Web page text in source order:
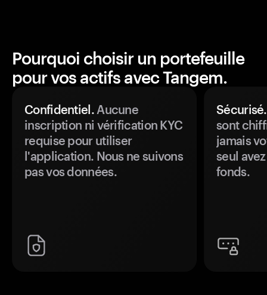
Pourquoi choisir un portefeuille
pour vos actifs avec Tangem.
Confidentiel.Aucune
inscription ni vérification KYC
requise pour utiliser
l'application. Nous ne suivons
pas vos données.
Sécurisé.
sont
jamais
seul
fonds.